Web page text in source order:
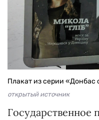
Плакат из серии «Донбас
открытый источник
Государственное